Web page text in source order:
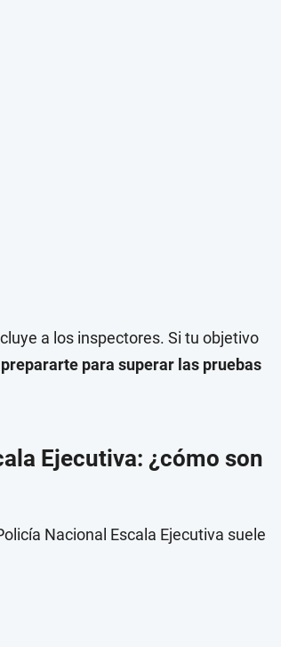
a los inspectores. Si tu objetivo
para superar las pruebas
Ejecutiva: ¿cómo son
Nacional Escala Ejecutiva suele